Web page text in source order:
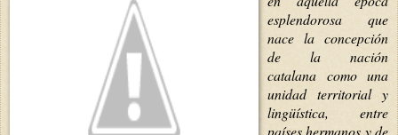
esplendorosa que
nace la concepción
de la nación
catalana como una
unidad territorial y
lingüística, entre
países hermanos y de